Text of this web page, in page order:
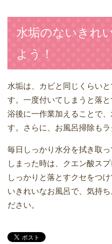
水垢のないきれ
よう！
水垢は、カビと同じくらい
す。一度付いてしまうと落
浴後に一作業加えることで
す。さらに、お風呂掃除もラ
毎日しっかり水分を拭き取
しまった時は、クエン酸ス
しっかりと落とすクセをつ
いきれいなお風呂で、気持
ださい。